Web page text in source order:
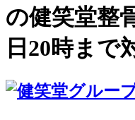
の健笑堂整
日20時まで